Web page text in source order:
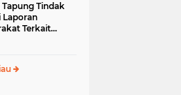
Tapung Tindak
Laporan
Terkait